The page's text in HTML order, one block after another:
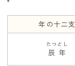
年の十二支
辰年
たつどし